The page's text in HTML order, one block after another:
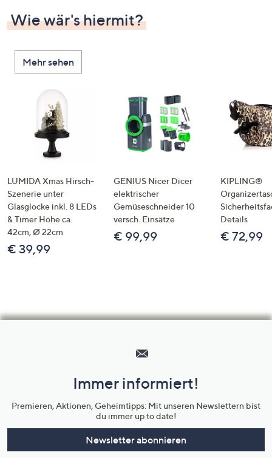
Wie wär's hiermit?
Mehr sehen
LUMIDA Xmas Hirsch-
Szenerie unter
Glasglocke inkl. 8 LEDs
& Timer Höhe ca.
42cm, Ø 22cm
€ 39,99
GENIUS Nicer Dicer
elektrischer
Gemüseschneider 10
versch. Einsätze
€ 99,99
KIPLING®
Details
€ 72,99
Unternehmensinformationen
Immer informiert!
Premieren, Aktionen, Geheimtipps: Mit unseren Newslettern bist
du immer up to date!
Newsletter abonnieren